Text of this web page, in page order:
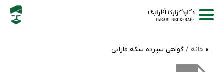
خانه / گواهی سپرده سکه فارابی